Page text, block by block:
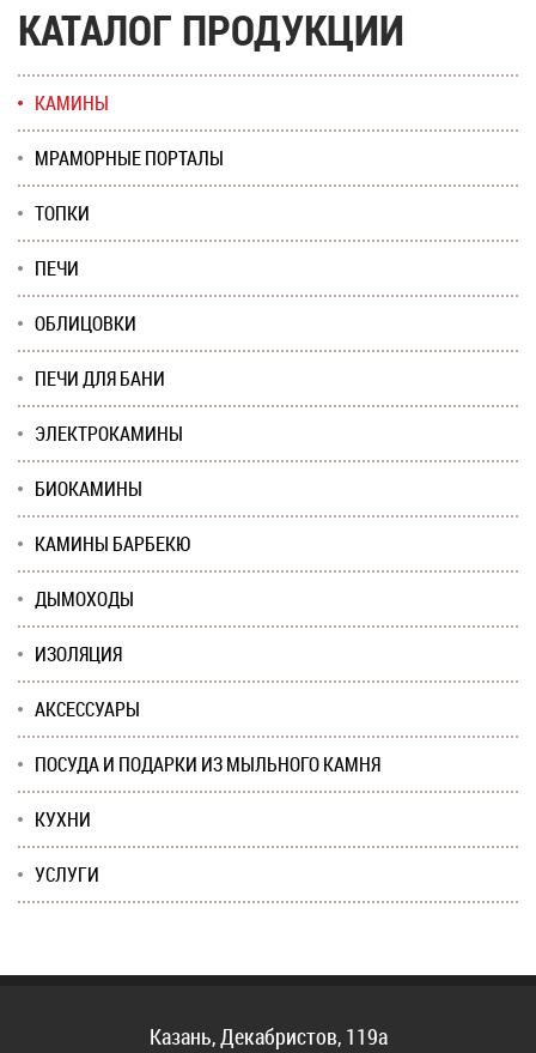
КАТАЛОГ ПРОДУКЦИИ
КАМИНЫ
МРАМОРНЫЕ ПОРТАЛЫ
ТОПКИ
ПЕЧИ
ОБЛИЦОВКИ
ПЕЧИ ДЛЯ БАНИ
ЭЛЕКТРОКАМИНЫ
БИОКАМИНЫ
КАМИНЫ БАРБЕКЮ
ДЫМОХОДЫ
ИЗОЛЯЦИЯ
АКСЕССУАРЫ
ПОСУДА И ПОДАРКИ ИЗ МЫЛЬНОГО КАМНЯ
КУХНИ
УСЛУГИ
Казань, Декабристов, 119а